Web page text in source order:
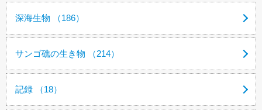
深海生物 （186）
サンゴ礁の生き物 （214）
記録 （18）